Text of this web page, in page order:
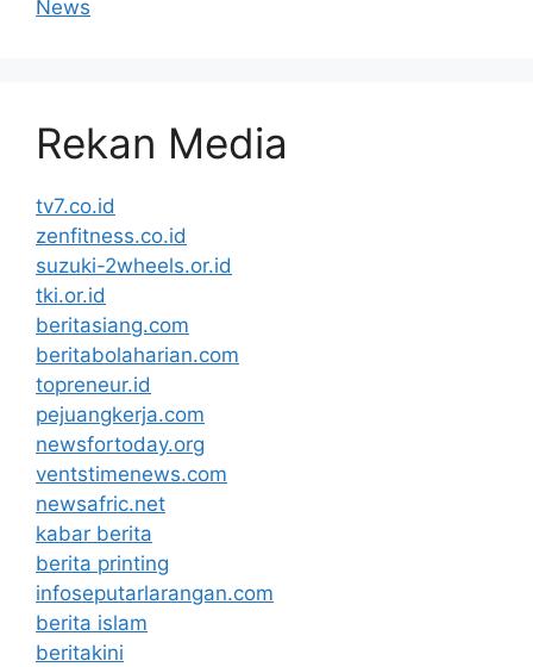
News
Rekan Media
tv7.co.id
zenfitness.co.id
suzuki-2wheels.or.id
tki.or.id
beritasiang.com
beritabolaharian.com
topreneur.id
pejuangkerja.com
newsfortoday.org
ventstimenews.com
newsafric.net
kabar berita
berita printing
infoseputarlarangan.com
berita islam
beritakini